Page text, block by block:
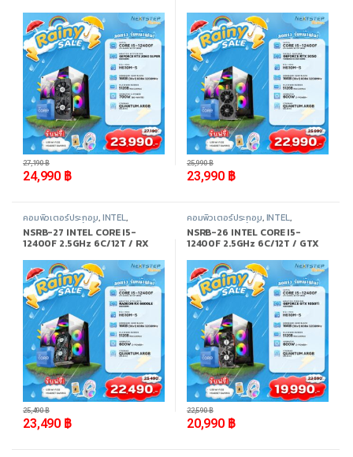
3200MHz / M.2 512GB
-8%
24,990 ฿
27,190฿
M.2 512GB
-8%
23,990 ฿
25,990฿
คอมพิวเตอร์ประกอบ,INTEL,
สินค้าทั้งหมด
NSRB-27 INTEL CORE I5-
12400F 2.5GHz 6C/12T / RX
3200MHz / M.2 512GB
-8%
23,490 ฿
25,490฿
คอมพิวเตอร์ประกอบ,INTEL,
สินค้าทั้งหมด
NSRB-26 INTEL CORE I5-
12400F 2.5GHz 6C/12T / GTX
/ M.2 512GB
-7%
20,990 ฿
22,590฿